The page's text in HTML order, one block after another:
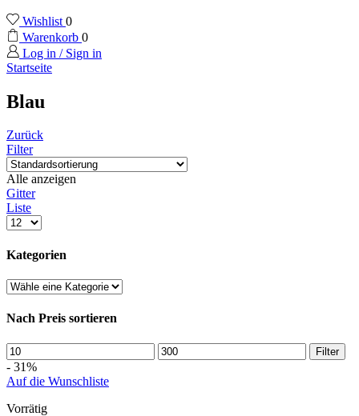
Wishlist 0
Warenkorb 0
Log in / Sign in
Startseite
Blau
Zurück
Filter
Alle anzeigen
Gitter
Liste
Kategorien
Nach Preis sortieren
Filter
- 31%
Auf die Wunschliste
Vorrätig